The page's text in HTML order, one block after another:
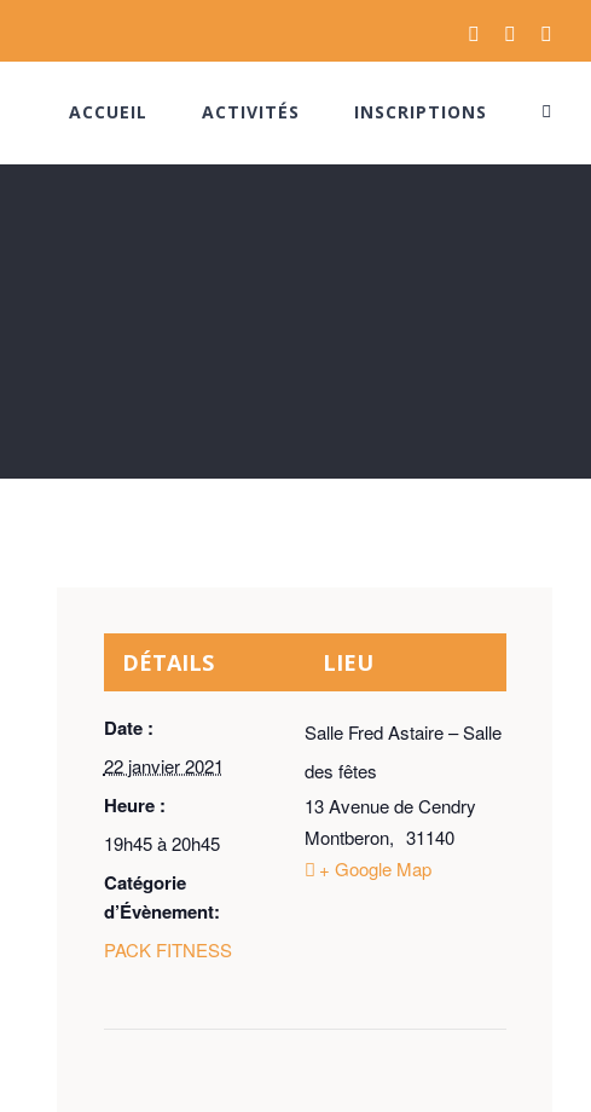
FacebookInstagram
ACCUEIL ACTIVITÉS INSCRIPTIONS
DÉTAILS
Date :
22 janvier 2021
Heure :
19h45 à 20h45
Catégorie
d’Évènement:
PACK FITNESS
LIEU
Salle Fred Astaire – Salle
des fêtes
13 Avenue de Cendry
Montberon, 31140
+ Google Map